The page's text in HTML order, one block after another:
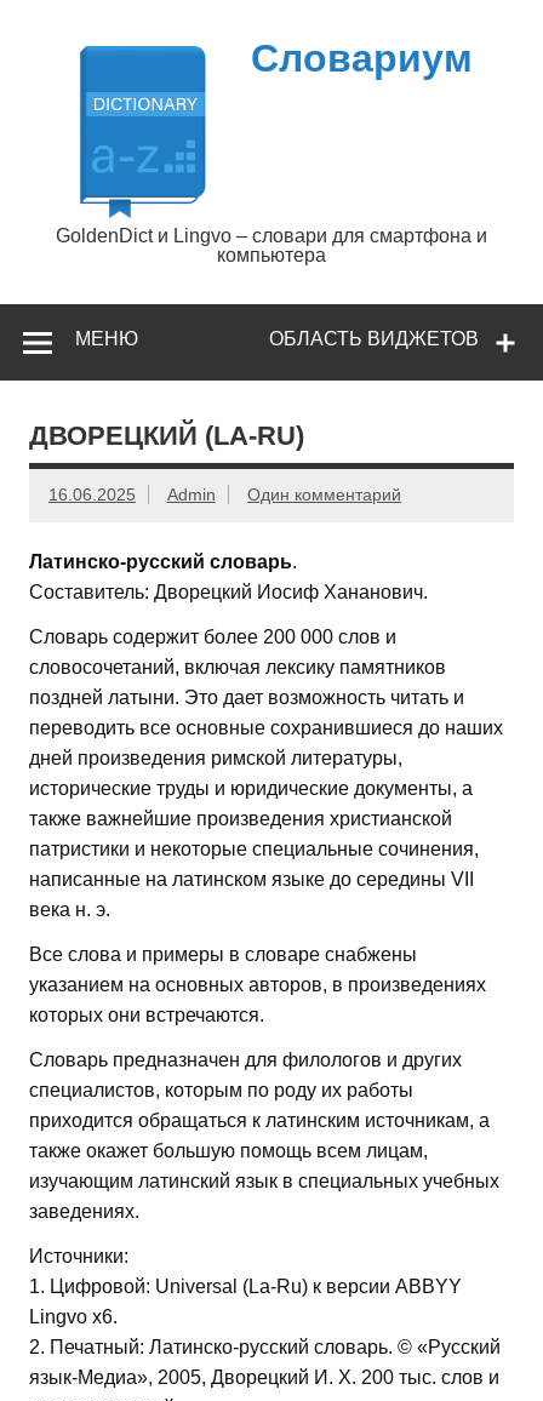
содержимому
Словариум
GoldenDict и Lingvo – словари для смартфона и
компьютера
ОБЛАСТЬ ВИДЖЕТОВ
МЕНЮ
ДВОРЕЦКИЙ (LA-RU)
16.06.2025 Admin Один комментарий
Латинско-русский словарь.
Составитель: Дворецкий Иосиф Хананович.
Словарь содержит более 200 000 слов и
словосочетаний, включая лексику памятников
поздней латыни. Это дает возможность читать и
переводить все основные сохранившиеся до наших
дней произведения римской литературы,
исторические труды и юридические документы, а
также важнейшие произведения христианской
патристики и некоторые специальные сочинения,
написанные на латинском языке до середины VII
века н. э.
Все слова и примеры в словаре снабжены
указанием на основных авторов, в произведениях
которых они встречаются.
Словарь предназначен для филологов и других
специалистов, которым по роду их работы
приходится обращаться к латинским источникам, а
также окажет большую помощь всем лицам,
изучающим латинский язык в специальных учебных
заведениях.
Источники:
1. Цифровой: Universal (La-Ru) к версии ABBYY
Lingvo x6.
2. Печатный: Латинско-русский словарь. © «Русский
язык-Медиа», 2005, Дворецкий И. Х. 200 тыс. слов и